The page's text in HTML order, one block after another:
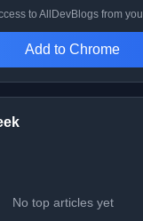
to AllDevBlogs from
Add to Chrome
No top articles yet